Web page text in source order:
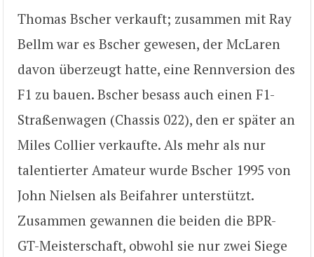
Thomas Bscher verkauft; zusammen mit Ray
Bellm war es Bscher gewesen, der McLaren
davon überzeugt hatte, eine Rennversion des
F1 zu bauen. Bscher besass auch einen F1-
Straßenwagen (Chassis 022), den er später an
Miles Collier verkaufte. Als mehr als nur
talentierter Amateur wurde Bscher 1995 von
John Nielsen als Beifahrer unterstützt.
Zusammen gewannen die beiden die BPR-
GT-Meisterschaft, obwohl sie nur zwei Siege